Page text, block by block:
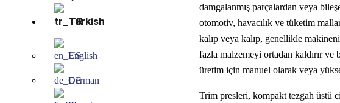
Turkish
English
German
damgalanmış parçalardan veya
otomotiv, havacılık ve tüketim
kalıp veya kalıp, genellikle
fazla malzemeyi ortadan kaldırır
üretim için manuel olarak veya
Trim presleri, kompakt tezgah üstü